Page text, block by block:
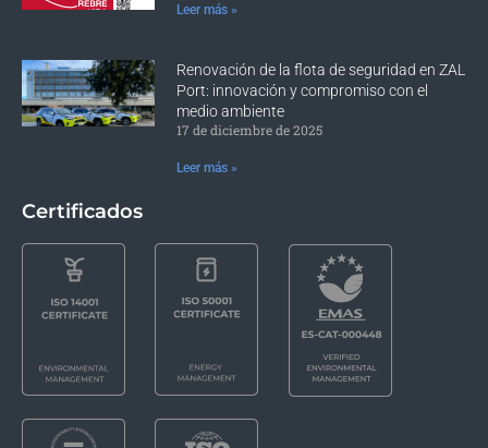
Leer más »
Renovación de la flota de seguridad en ZAL
Port: innovación y compromiso con el
medio ambiente
17 de diciembre de 2025
Leer más »
Certificados